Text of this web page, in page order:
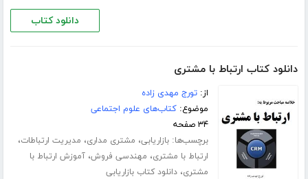
دانلود کتاب
دانلود کتاب ارتباط با مشتری‎
از:تورج مهدی زاده
موضوع:کتاب‌های علوم اجتماعی
۳۴ صفحه
برچسب‌ها:بازاریابی، مشتری مداری، مدیریت ارتباطات،
ارتباط با مشتری، مهندسی فروش،آموزش ارتباط با
مشتری،دانلود کتاب بازاریابی